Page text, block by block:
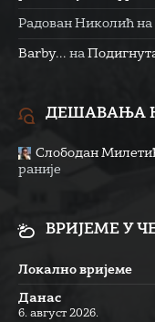
Радован Николић на
Barby... на
ДЕШАВАЊА
Слободан
раније
ВРИЈЕМЕ У
Локално вријеме
Данас
6. август 2026.